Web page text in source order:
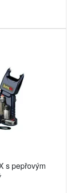
s pepřovým